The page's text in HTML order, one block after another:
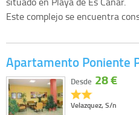
Este complejo se encuentra
Apartamento Poniente
Velazquez, S/n
Desde 28 €